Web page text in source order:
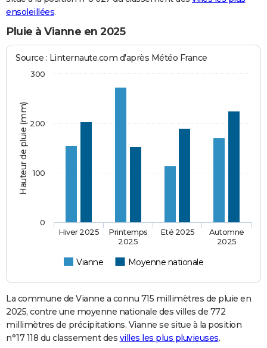
ensoleillées.
Pluie à Vianne en 2025
Hauteur de pluie (mm)
Source : Linternaute.com d'après Météo France
Vianne Moyenne nationale
Hiver 2025
Printemps
2025
Eté 2025
Automne
2025
0
100
200
300
La commune de Vianne a connu 715 millimètres de pluie en
2025, contre une moyenne nationale des villes de 772
millimètres de précipitations. Vianne se situe à la position
n°17 118 du classement des villes les plus pluvieuses.